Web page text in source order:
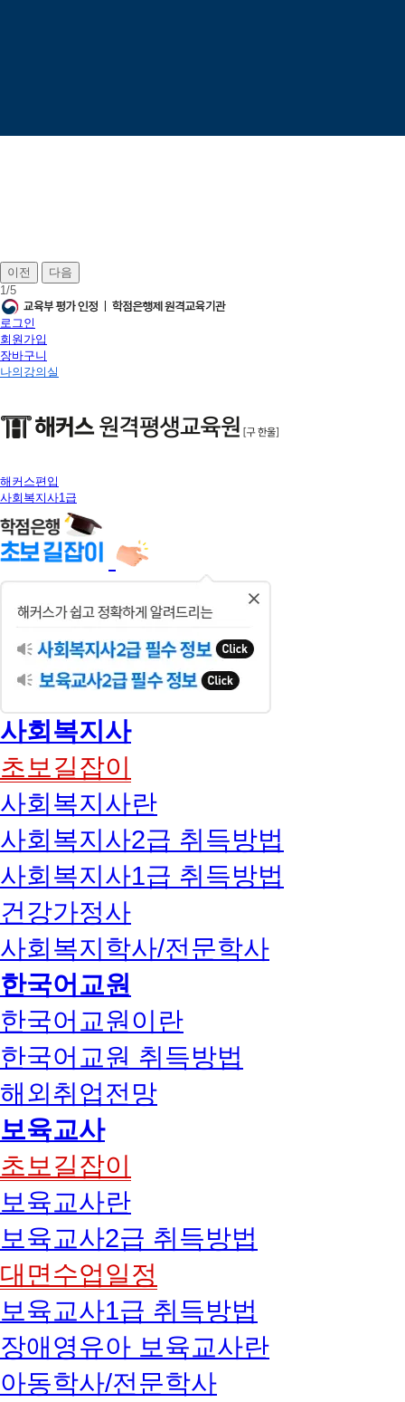
이전
다음
1/5
로그인
회원가입
장바구니
나의강의실
해커스편입
사회복지사1급
사회복지사
초보길잡이
사회복지사란
사회복지사2급 취득방법
사회복지사1급 취득방법
건강가정사
사회복지학사/전문학사
한국어교원
한국어교원이란
한국어교원 취득방법
해외취업전망
보육교사
초보길잡이
보육교사란
보육교사2급 취득방법
대면수업일정
보육교사1급 취득방법
장애영유아 보육교사란
아동학사/전문학사